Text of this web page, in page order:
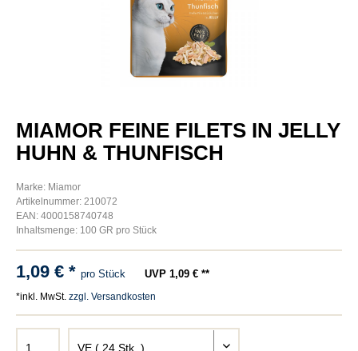
MIAMOR FEINE FILETS IN JELLY
HUHN & THUNFISCH
Marke: Miamor
Artikelnummer: 210072
EAN: 4000158740748
Inhaltsmenge: 100 GR pro Stück
1,09 € * pro Stück UVP 1,09 € **
*inkl. MwSt. zzgl. Versandkosten